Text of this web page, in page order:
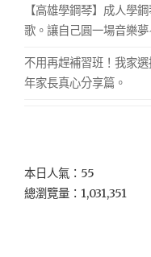
【高雄學鋼琴】成人學
歌。讓自己圓一場音樂夢
不用再趕補習班！我家
年家長真心分享篇。
本日人氣：55
總瀏覽量：1,031,351